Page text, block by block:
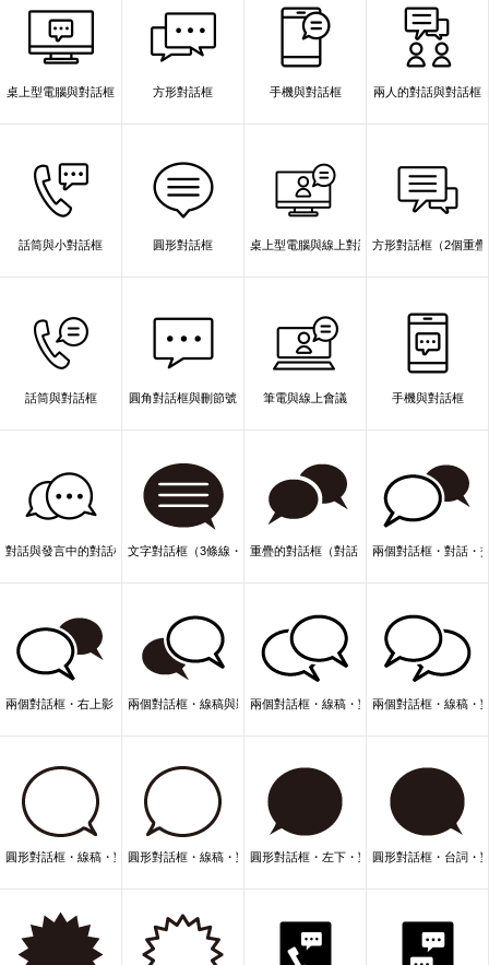
桌上型電腦與對話框 方形對話框 手機與對話框 兩人的對話與對話框
話筒與小對話框 圓形對話框 桌上型電腦與線上對話 方形對話框（2個重
話筒與對話框 圓角對話框與刪節號 筆電與線上會議 手機與對話框
對話與發言中的對話框 文字對話框（3條線・右下尾巴）重疊的對話框（對話・聊天）兩個對話框・對話・
兩個對話框・右上影・POP・動態兩個對話框・線稿與影・對話兩個對話框・線稿・對話兩個對話框・線稿・
圓形對話框・線稿・對話圓形對話框・線稿・對話圓形對話框・左下・對話・聊天圓形對話框・台詞・